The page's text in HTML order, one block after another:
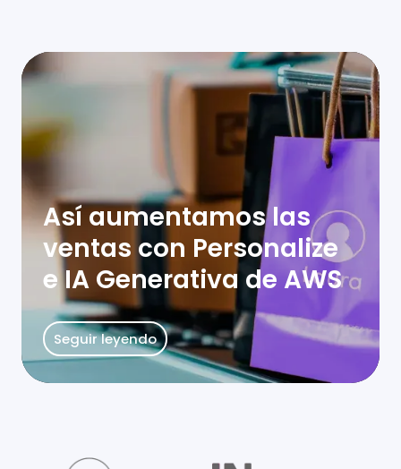
Así aumentamos las
ventas con Personalize
e IA Generativa de AWS
Seguir leyendo